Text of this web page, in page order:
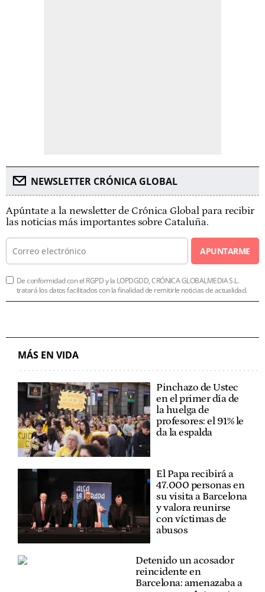
NEWSLETTER CRÓNICA GLOBAL
Apúntate a la newsletter de Crónica Global para recibir
las noticias más importantes sobre Cataluña.
APUNTARME
De conformidad con el RGPD y la LOPDGDD, CRÓNICA GLOBALMEDIA S.L.
tratará los datos facilitados con la finalidad de remitirle noticias de actualidad.
MÁS EN VIDA
Pinchazo de Ustec
en el primer día de
la huelga de
profesores: el 91% le
da la espalda
El Papa recibirá a
47.000 personas en
su visita a Barcelona
y valora reunirse
con víctimas de
abusos
Detenido un acosador
reincidente en
Barcelona: amenazaba a